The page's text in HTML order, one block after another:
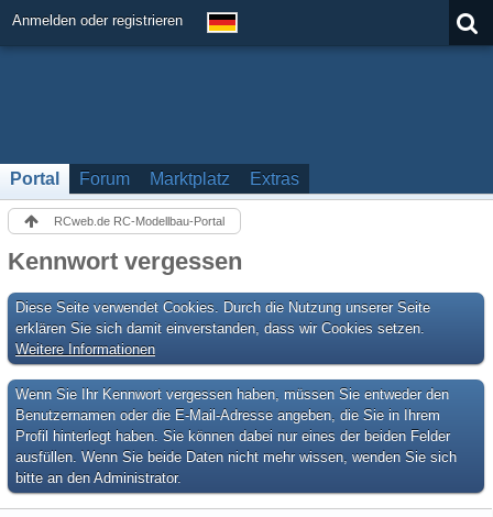
Anmelden oder registrieren
Portal Forum Marktplatz Extras
RCweb.de RC-Modellbau-Portal
Kennwort vergessen
Diese Seite verwendet Cookies. Durch die Nutzung unserer Seite
erklären Sie sich damit einverstanden, dass wir Cookies setzen.
Weitere Informationen
Wenn Sie Ihr Kennwort vergessen haben, müssen Sie entweder den
Benutzernamen oder die E-Mail-Adresse angeben, die Sie in Ihrem
Profil hinterlegt haben. Sie können dabei nur eines der beiden Felder
ausfüllen. Wenn Sie beide Daten nicht mehr wissen, wenden Sie sich
bitte an den Administrator.